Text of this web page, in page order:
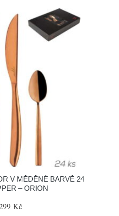
V MĚDĚNÉ BARVĚ 24
– ORION
Kč